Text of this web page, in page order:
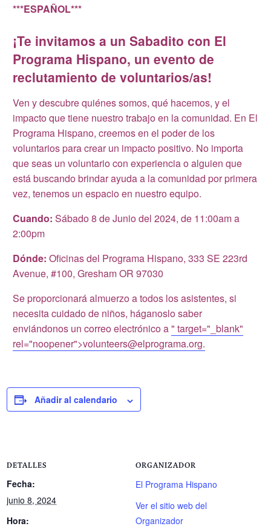
***ESPAÑOL***
¡Te invitamos a un Sabadito con El
Programa Hispano, un evento de
reclutamiento de voluntarios/as!
Ven y descubre quiénes somos, qué hacemos, y el
impacto que tiene nuestro trabajo en la comunidad. En El
Programa Hispano, creemos en el poder de los
voluntarios para crear un impacto positivo. No importa
que seas un voluntario con experiencia o alguien que
está buscando brindar ayuda a la comunidad por primera
vez, tenemos un espacio en nuestro equipo.
Cuando:Sábado 8 de Junio del 2024, de 11:00am a
2:00pm
Dónde:Oficinas del Programa Hispano, 333 SE 223rd
Avenue, #100, Gresham OR 97030
Se proporcionará almuerzo a todos los asistentes, si
necesita cuidado de niños, háganoslo saber
enviándonos un correo electrónico a" target="_blank"
rel="noopener">volunteers@elprograma.org.
Añadir al calendario
DETALLES
Fecha:
junio 8, 2024
Hora:
ORGANIZADOR
El Programa Hispano
Ver el sitio web del
Organizador